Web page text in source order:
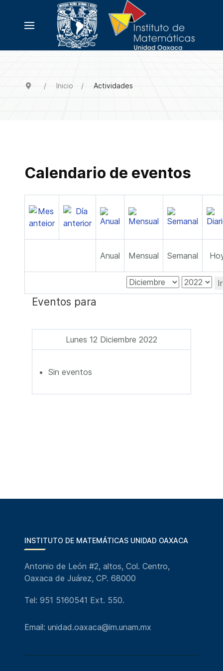
Inicio Actividades
Calendario de eventos
Anual Mensual Semanal
Eventos para
Lunes 12 Diciembre 2022
Sin eventos
INSTITUTO DE MATEMÁTICAS UNIDAD OAXACA
Antonio de León #2, altos, Col. Centro,
Oaxaca de Juárez, CP. 68000
Tel: 951 5160541 Ext. 550.
Email: unidad.oaxaca@im.unam.mx